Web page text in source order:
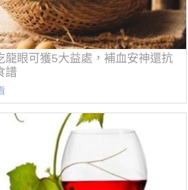
龍眼可獲5大益處，補血安神還抗
譜